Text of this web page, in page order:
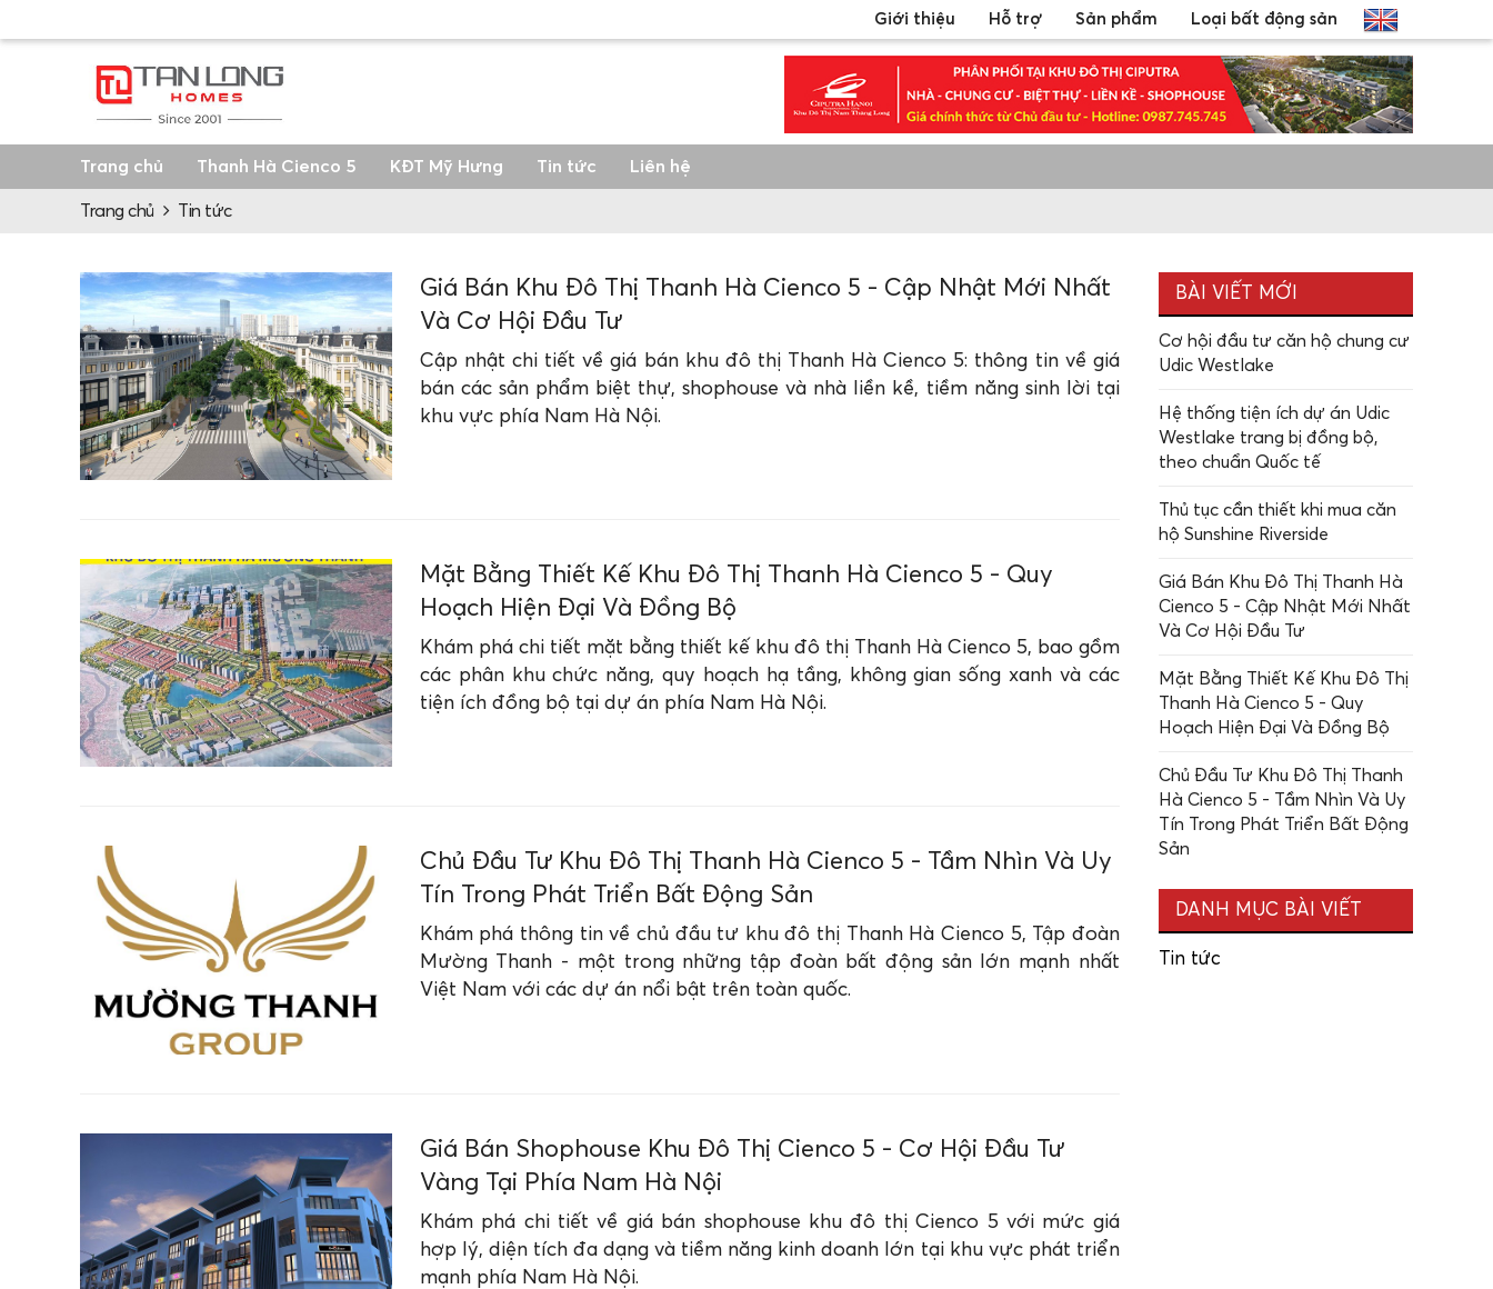
Giới thiệu Hỗ trợ Sản phẩm Loại bất động sản
Trang chủ Thanh Hà Cienco 5 KĐT Mỹ Hưng Tin tức Liên hệ
Trang chủ Tin tức
Giá Bán Khu Đô Thị Thanh Hà Cienco 5 - Cập Nhật Mới Nhất
Và Cơ Hội Đầu Tư
Cập nhật chi tiết về giá bán khu đô thị Thanh Hà Cienco 5: thông tin về giá
bán các sản phẩm biệt thự, shophouse và nhà liền kề, tiềm năng sinh lời tại
khu vực phía Nam Hà Nội.
Mặt Bằng Thiết Kế Khu Đô Thị Thanh Hà Cienco 5 - Quy
Hoạch Hiện Đại Và Đồng Bộ
Khám phá chi tiết mặt bằng thiết kế khu đô thị Thanh Hà Cienco 5, bao gồm
các phân khu chức năng, quy hoạch hạ tầng, không gian sống xanh và các
tiện ích đồng bộ tại dự án phía Nam Hà Nội.
Chủ Đầu Tư Khu Đô Thị Thanh Hà Cienco 5 - Tầm Nhìn Và Uy
Tín Trong Phát Triển Bất Động Sản
Khám phá thông tin về chủ đầu tư khu đô thị Thanh Hà Cienco 5, Tập đoàn
Mường Thanh - một trong những tập đoàn bất động sản lớn mạnh nhất
Việt Nam với các dự án nổi bật trên toàn quốc.
Giá Bán Shophouse Khu Đô Thị Cienco 5 - Cơ Hội Đầu Tư
Vàng Tại Phía Nam Hà Nội
Khám phá chi tiết về giá bán shophouse khu đô thị Cienco 5 với mức giá
hợp lý, diện tích đa dạng và tiềm năng kinh doanh lớn tại khu vực phát triển
mạnh phía Nam Hà Nội.
BÀI VIẾT MỚI
Cơ hội đầu tư căn hộ chung cư
Udic Westlake
Hệ thống tiện ích dự án Udic
Westlake trang bị đồng bộ,
theo chuẩn Quốc tế
Thủ tục cần thiết khi mua căn
hộ Sunshine Riverside
Giá Bán Khu Đô Thị Thanh Hà
Cienco 5 - Cập Nhật Mới Nhất
Và Cơ Hội Đầu Tư
Mặt Bằng Thiết Kế Khu Đô Thị
Thanh Hà Cienco 5 - Quy
Hoạch Hiện Đại Và Đồng Bộ
Chủ Đầu Tư Khu Đô Thị Thanh
Hà Cienco 5 - Tầm Nhìn Và Uy
Tín Trong Phát Triển Bất Động
Sản
DANH MỤC BÀI VIẾT
Tin tức